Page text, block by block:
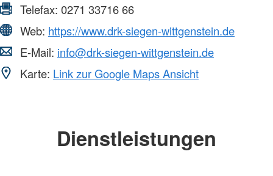
Telefax: 0271 33716 66
Web: https://www.drk-siegen-wittgenstein.de
E-Mail: info@drk-siegen-wittgenstein.de
Karte: Link zur Google Maps Ansicht
Dienstleistungen